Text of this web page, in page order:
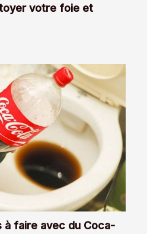
votre foie et
à faire avec du Coca-